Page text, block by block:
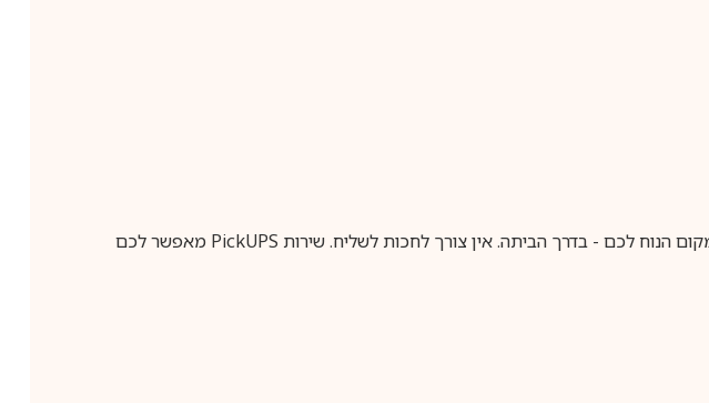
הנוח לכם - בדרך הביתה. אין צורך לחכות לשליח. שירות PickUPS מאפשר לכם